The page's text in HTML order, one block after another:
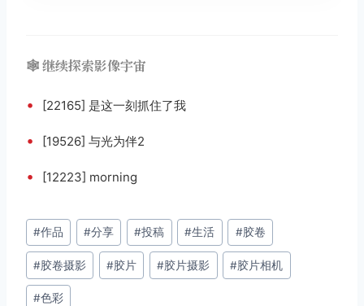
🕸️ 继续探索影像宇宙
• [22165] 是这一刻抓住了我
• [19526] 与光为伴2
• [12223] morning
文
章
标
签：
#作品 #分享 #投稿 #生活 #胶卷
#胶卷摄影 #胶片 #胶片摄影 #胶片相机
#色彩